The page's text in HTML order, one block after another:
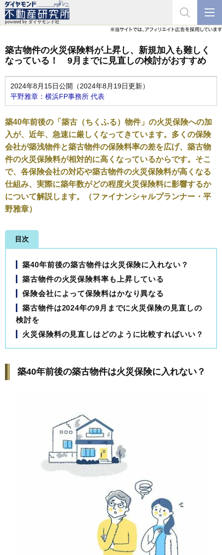
築古物件の火災保険料が上昇し、新規加入も難しく
なっている！ 9月までに見直しの検討がおすすめ
2024年8月15日公開（2024年8月19日更新）
平野雅章：横浜FP事務所 代表
築40年前後の「築古（ちくふる）物件」の火災保険への加
入が、近年、急速に厳しくなってきています。多くの保険
会社が築浅物件と築古物件の保険料率の差を広げ、築古物
件の火災保険料が相対的に高くなっているからです。そこ
で、各保険会社の対応や築古物件の火災保険料が高くなる
仕組み、実際に築年数がどの程度火災保険料に影響するか
について解説します。（ファイナンシャルプランナー・平
野雅章）
目次
築40年前後の築古物件は火災保険に入れない？
築古物件の火災保険料率も上昇している
保険会社によって保険料はかなり異なる
築古物件は2024年の9月までに火災保険の見直しの
検討を
火災保険料の見直しはどのように比較すればいい？
築40年前後の築古物件は火災保険に入れない？